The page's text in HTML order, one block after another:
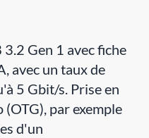
Gen 1 avec fiche
avec un taux de
5 Gbit/s. Prise en
par exemple
d'un